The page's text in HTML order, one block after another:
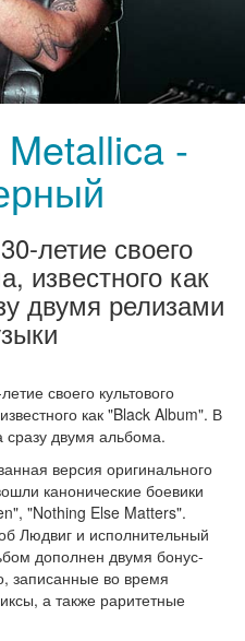
Metallica -
летие своего
известного как
двумя релизами
своего культового
как "Black Album". В
сразу двумя альбома.
версия оригинального
канонические боевики
"Nothing Else Matters".
Людвиг и исполнительный
дополнен двумя бонус-
записанные во время
а также раритетные